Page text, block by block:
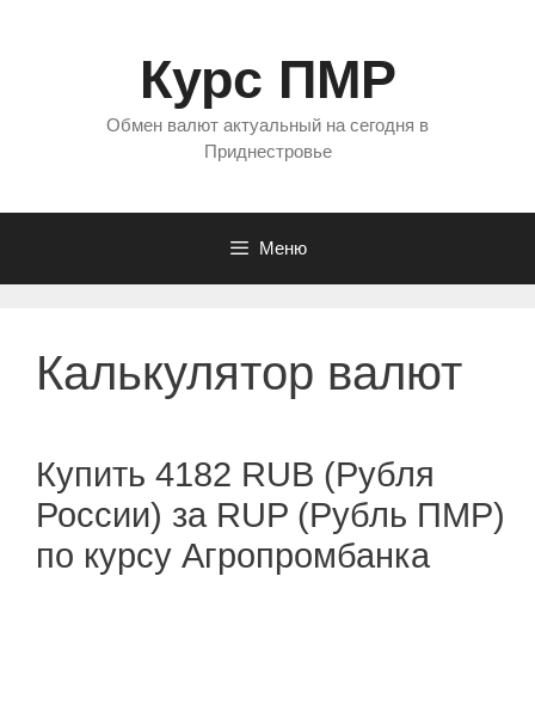
Курс ПМР
Обмен валют актуальный на сегодня в
Приднестровье
Меню
Калькулятор валют
Купить 4182 RUB (Рубля
России) за RUP (Рубль ПМР)
по курсу Агропромбанка